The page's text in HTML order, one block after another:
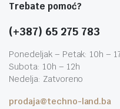
Trebate pomoć?
(+387) 65 275 783
Ponedeljak – Petak: 10h –
Subota: 10h – 12h
Nedelja: Zatvoreno
prodaja@techno-land.ba